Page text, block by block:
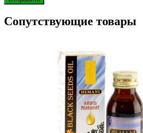
Сопутствующие товары